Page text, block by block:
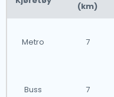
Portugal har en
veilede deg
spørsmålene om å
flyplasser i Portugal,
(km)
Metro 7
Buss 7